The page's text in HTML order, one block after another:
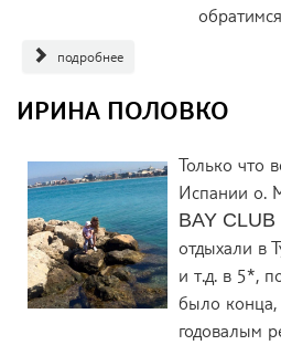
подробнее
ИРИНА ПОЛОВКО
Только что
Испании о.
BAY CLUB
отдыхали в
и т.д. в 5*,
было конца,
годовалым